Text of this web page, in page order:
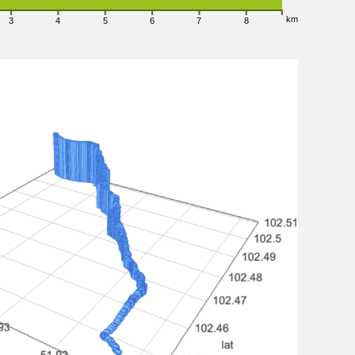
3 4 5 6 7 8 km